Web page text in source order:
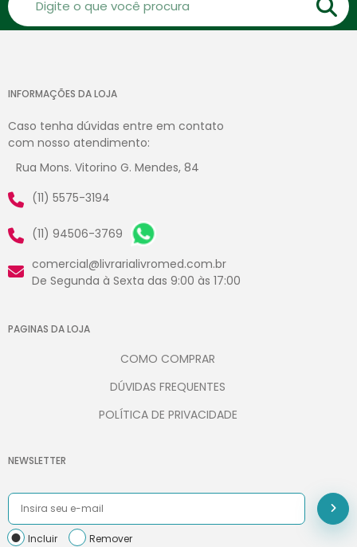
INFORMAÇÕES DA LOJA
Caso tenha dúvidas entre em contato
com nosso atendimento:
Rua Mons. Vitorino G. Mendes, 84
(11) 5575-3194
(11) 94506-3769
comercial@livrarialivromed.com.br
De Segunda à Sexta das 9:00 às 17:00
PAGINAS DA LOJA
COMO COMPRAR
DÚVIDAS FREQUENTES
POLÍTICA DE PRIVACIDADE
NEWSLETTER
Incluir Remover